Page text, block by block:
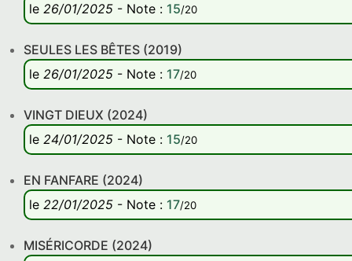
le 26/01/2025 - Note : 15/20
SEULES LES BÊTES (2019)
le 26/01/2025 - Note : 17/20
VINGT DIEUX (2024)
le 24/01/2025 - Note : 15/20
EN FANFARE (2024)
le 22/01/2025 - Note : 17/20
MISÉRICORDE (2024)